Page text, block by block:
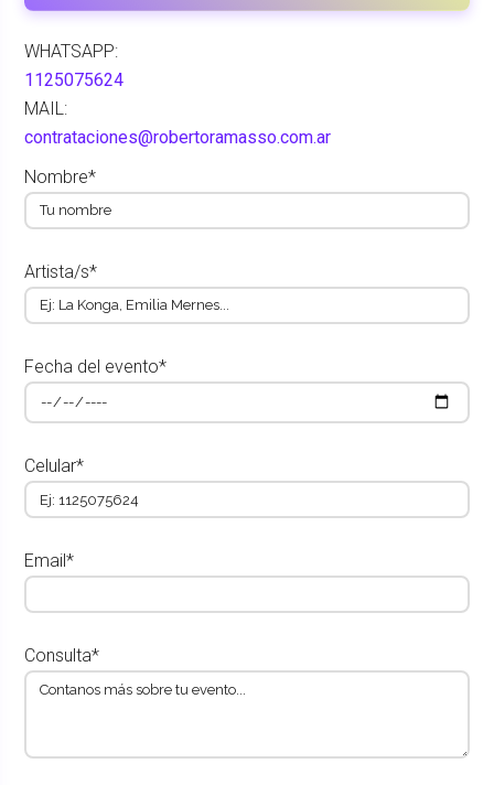
WHATSAPP:
1125075624
MAIL:
contrataciones@robertoramasso.com.ar
Nombre*
Artista/s*
Fecha del evento*
Celular*
Email*
Consulta*